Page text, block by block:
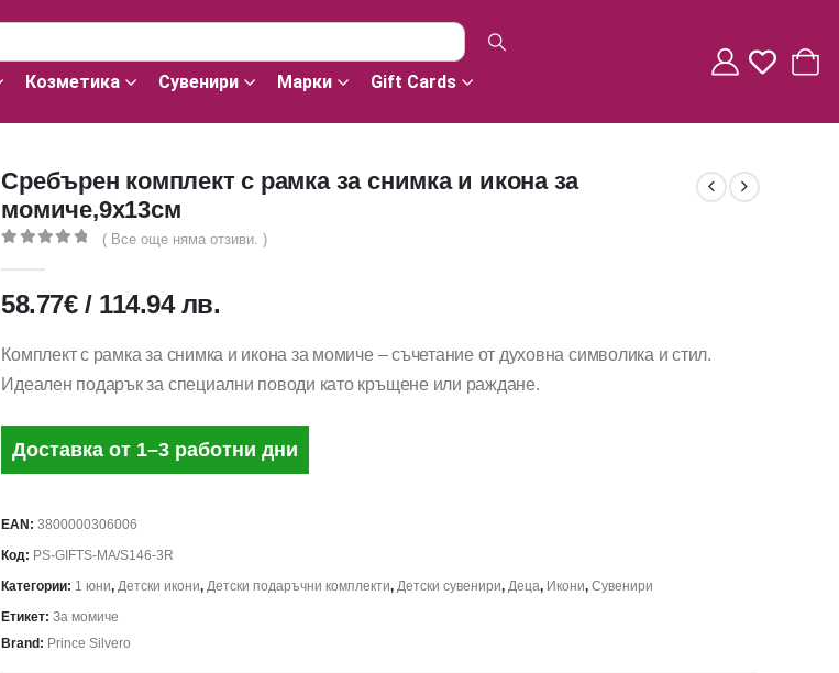
Козметика Сувенири Марки Gift Cards
Сребърен комплект с рамка за снимка и икона за
момиче,9х13см
( Все още няма отзиви. )
58.77€ / 114.94лв.
Комплект с рамка за снимка и икона за момиче – съчетание от духовна символика и стил.
Идеален подарък за специални поводи като кръщене или раждане.
Доставка от 1–3 работни дни
EAN:3800000306006
Код: PS-GIFTS-MA/S146-3R
Категории: 1 юни,Детски икони,Детски подаръчни комплекти,Детски сувенири,Деца, Икони,Сувенири
Етикет:За момиче
Brand: Prince Silvero